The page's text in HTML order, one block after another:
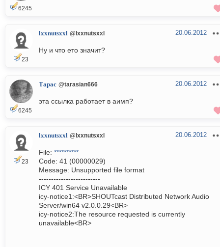
6245
23
lxxnutsxxl @lxxnutsxxl 20.06.2012
Ну и что ето значит?
6245
Тарас @tarasian666 20.06.2012
эта ссылка работает в аимп?
23
lxxnutsxxl @lxxnutsxxl 20.06.2012
File: **********
Code: 41 (00000029)
Message: Unsupported file format
-------------------------
ICY 401 Service Unavailable
icy-notice1:<BR>SHOUTcast Distributed Network Audio
Server/win64 v2.0.0.29<BR>
icy-notice2:The resource requested is currently
unavailable<BR>